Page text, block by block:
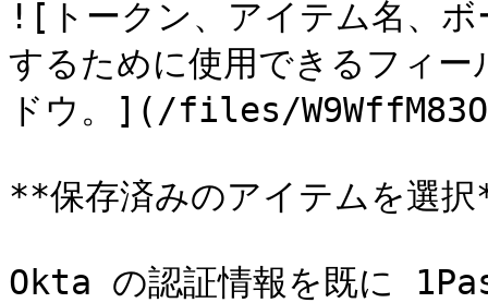
![トークン、アイテム名、
するために使用できるフィ
ドウ。](/files/
**保存済みのアイテムを選
Okta の認証情報を既に